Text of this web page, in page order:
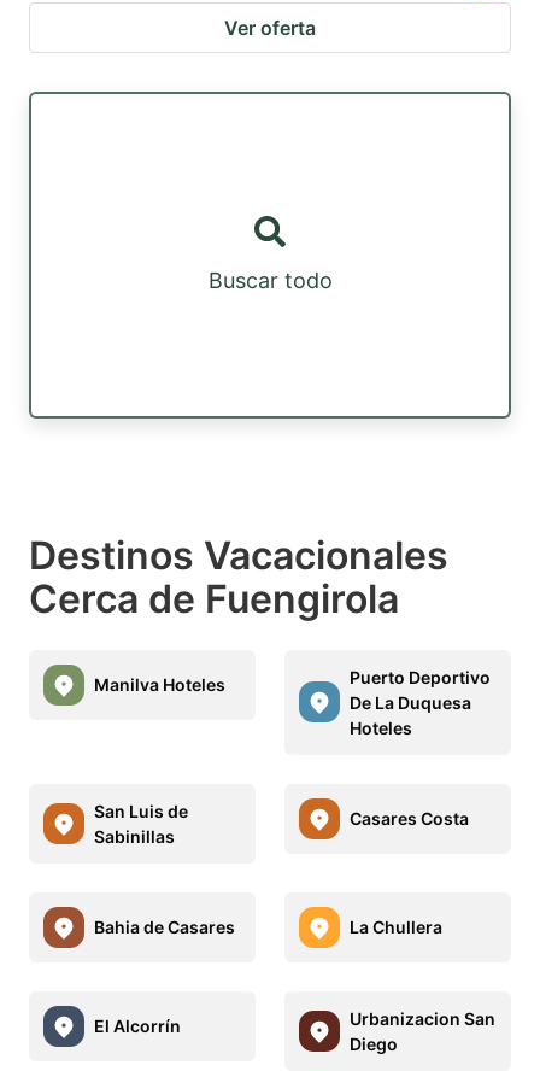
Ver oferta
Buscar todo
Destinos Vacacionales
Cerca de Fuengirola
Manilva Hoteles
Puerto Deportivo
De La Duquesa
Hoteles
San Luis de
Sabinillas
Casares Costa
Bahia de Casares La Chullera
El Alcorrín
Urbanizacion San
Diego